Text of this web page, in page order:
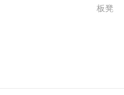
板凳